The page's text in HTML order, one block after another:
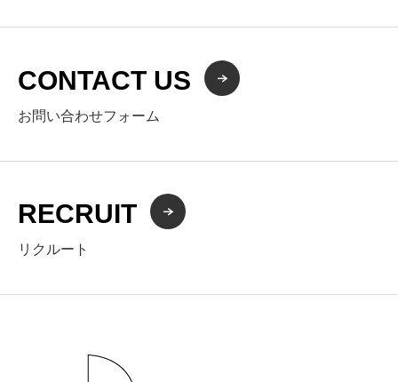
CONTACT US
お問い合わせフォーム
RECRUIT
リクルート